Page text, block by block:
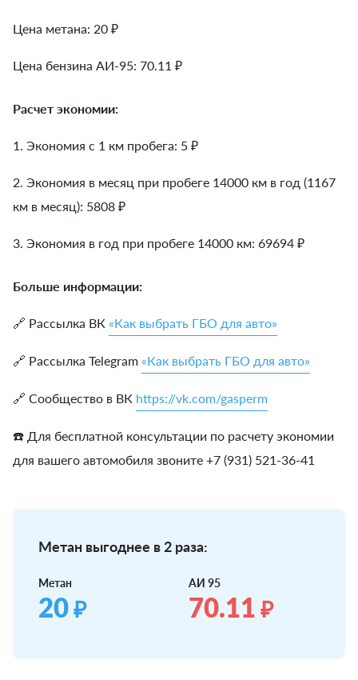
Цена метана: 20 ₽
Цена бензина АИ-95: 70.11 ₽
Расчет экономии:
1. Экономия с 1 км пробега: 5 ₽
2. Экономия в месяц при пробеге 14000 км в год (1167
км в месяц): 5808 ₽
3. Экономия в год при пробеге 14000 км: 69694 ₽
Больше информации:
🔗 Рассылка ВК «Как выбрать ГБО для авто»
🔗 Рассылка Telegram «Как выбрать ГБО для авто»
🔗 Сообщество в ВК https://vk.com/gasperm
☎️ Для бесплатной консультации по расчету экономии
для вашего автомобиля звоните +7 (931) 521-36-41
Метан выгоднее в 2 раза:
Метан
20₽
АИ 95
70.11 ₽